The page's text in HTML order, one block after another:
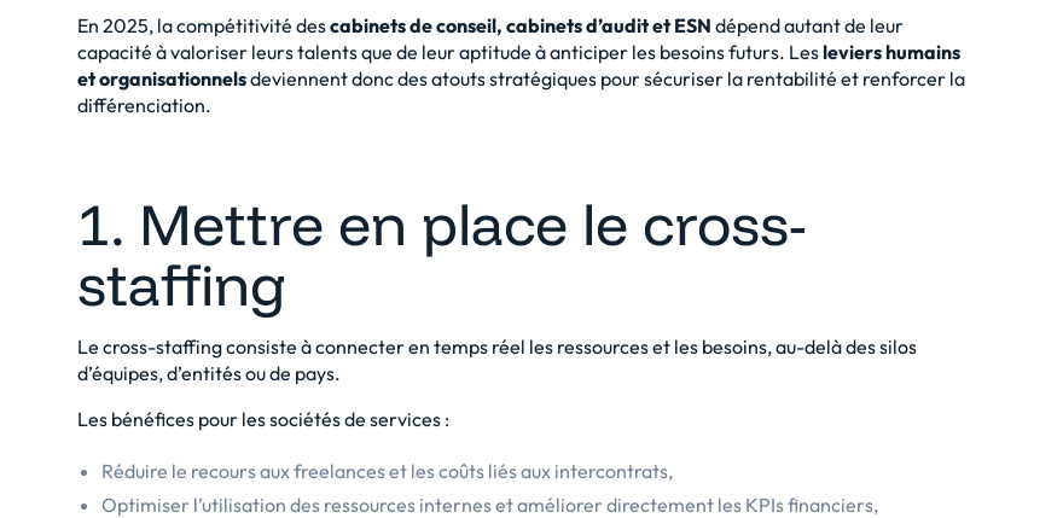
En 2025, la compétitivité descabinets de conseil, cabinets d’audit et ESN dépend autant de leur
capacité à valoriser leurs talents que de leur aptitude à anticiper les besoins futurs. Lesleviers humains
et organisationnelsdeviennent donc des atouts stratégiques pour sécuriser la rentabilité et renforcer la
différenciation.
1. Mettre en place le cross-
staffing
Le cross-staffing consiste à connecter en temps réel les ressources et les besoins, au-delà des silos
d’équipes, d’entités ou de pays.
Les bénéfices pour les sociétés de services :
Réduire le recours aux freelances et les coûts liés aux intercontrats,
Optimiser l’utilisation des ressources internes et améliorer directement les KPIs financiers,